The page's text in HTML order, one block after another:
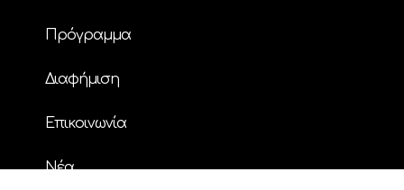
Πρόγραμμα
Διαφήμιση
Επικοινωνία
Nέα